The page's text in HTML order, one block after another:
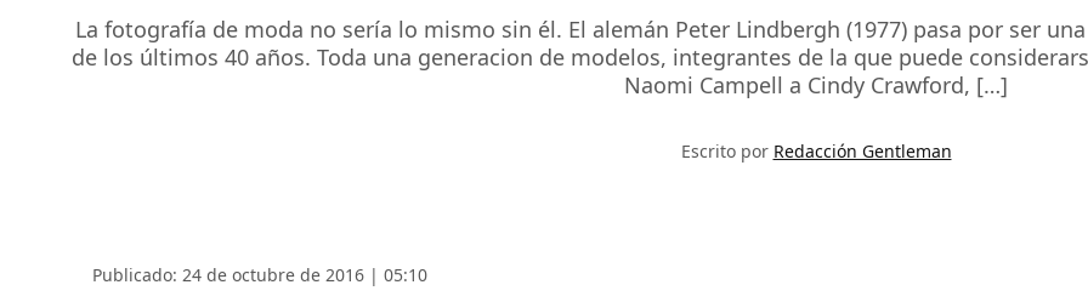
La fotografía de moda no sería lo mismo sin él. El alemán Peter Lindbergh (1977) pasa por ser
de los últimos 40 años. Toda una generacion de modelos, integrantes de la que puede
Naomi Campell a Cindy Crawford, […]
Escrito por Redacción Gentleman
Publicado: 24 de octubre de 2016 | 05:10